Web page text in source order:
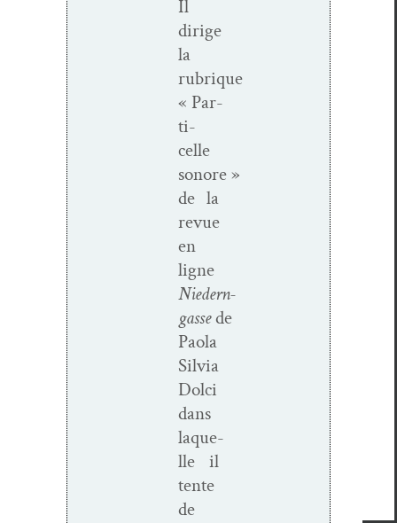
Il
dirige
la
rubrique
« Par­
ti­
celle
sonore »
de la
revue
en
ligne
Niedern­
gassede
Pao­la
Sil­via
Dol­ci
dans
laque­
lle il
tente
de